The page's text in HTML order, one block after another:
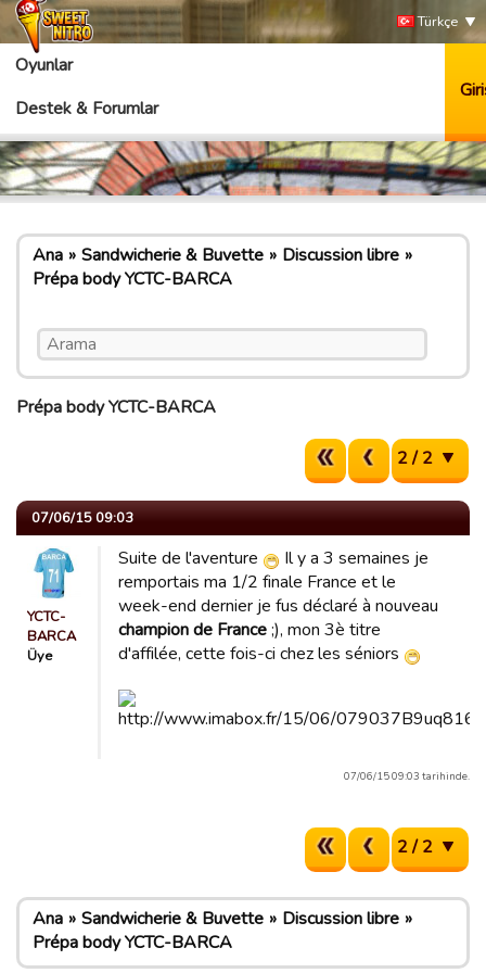
Türkçe
Oyunlar
Destek & Forumlar
Ana Sandwicherie & Buvette
Discussion libre
Prépa body YCTC-BARCA
Prépa body YCTC-BARCA
2 / 2
07/06/15 09:03
YCTC-
BARCA
Üye
Suite de l'aventure
Il y a 3 semaines je
remportais ma 1/2 finale France et le
week-end dernier je fus déclaré à nouveau
champion de France;), mon 3è titre
d'affilée, cette fois-ci chez les séniors
07/06/15 09:03 tarihinde.
2 / 2
Ana Sandwicherie & Buvette
Discussion libre
Prépa body YCTC-BARCA